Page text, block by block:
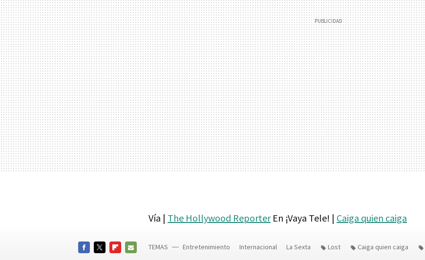
Vía | The Hollywood ReporterEn ¡Vaya Tele! | Caiga quien caiga
TEMAS Entretenimiento Internacional La Sexta Lost Caiga quien caiga